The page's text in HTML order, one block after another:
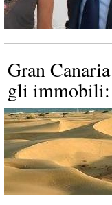
Gran
gli immobili: